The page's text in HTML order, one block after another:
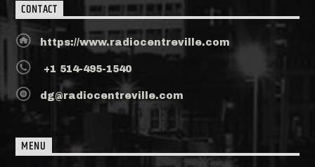
CONTACT
https://www.radiocentreville.com
+1 514-495-1540
dg@radiocentreville.com
MENU